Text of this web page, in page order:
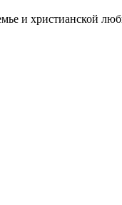
и христианской